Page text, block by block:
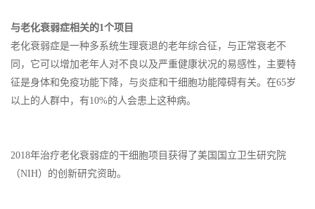
与老化衰弱症相关的1个项目
老化衰弱症是一种多系统生理衰退的老年综合征，与正常衰老不
同，它可以增加老年人对不良以及严重健康状况的易感性，主要特
征是身体和免疫功能下降，与炎症和干细胞功能障碍有关。在65岁
以上的人群中，有10%的人会患上这种病。
2018年治疗老化衰弱症的干细胞项目获得了美国国立卫生研究院
（NIH）的创新研究资助。